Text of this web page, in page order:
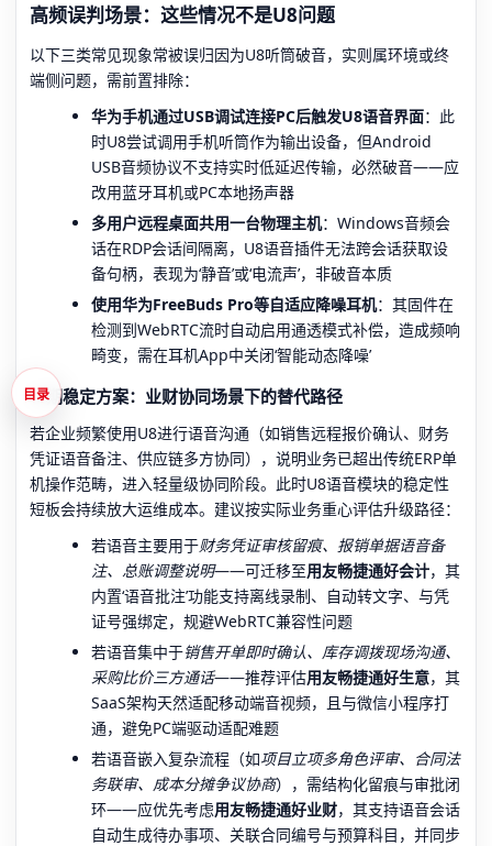
高频误判场景：这些情况不是U8问题
以下三类常见现象常被误归因为U8听筒破音，实则属环境或终
端侧问题，需前置排除：
华为手机通过USB调试连接PC后触发U8语音界面：此
时U8尝试调用手机听筒作为输出设备，但Android
USB音频协议不支持实时低延迟传输，必然破音——应
改用蓝牙耳机或PC本地扬声器
多用户远程桌面共用一台物理主机：Windows音频会
话在RDP会话间隔离，U8语音插件无法跨会话获取设
备句柄，表现为‘静音’或‘电流声’，非破音本质
使用华为FreeBuds Pro等自适应降噪耳机：其固件在
检测到WebRTC流时自动启用通透模式补偿，造成频响
畸变，需在耳机App中关闭‘智能动态降噪’
长期稳定方案：业财协同场景下的替代路径
若企业频繁使用U8进行语音沟通（如销售远程报价确认、财务
凭证语音备注、供应链多方协同），说明业务已超出传统ERP单
机操作范畴，进入轻量级协同阶段。此时U8语音模块的稳定性
短板会持续放大运维成本。建议按实际业务重心评估升级路径：
若语音主要用于财务凭证审核留痕、报销单据语音备
注、总账调整说明——可迁移至用友畅捷通好会计，其
内置‘语音批注’功能支持离线录制、自动转文字、与凭
证号强绑定，规避WebRTC兼容性问题
若语音集中于销售开单即时确认、库存调拨现场沟通、
采购比价三方通话——推荐评估用友畅捷通好生意，其
SaaS架构天然适配移动端音视频，且与微信小程序打
通，避免PC端驱动适配难题
若语音嵌入复杂流程（如项目立项多角色评审、合同法
务联审、成本分摊争议协商），需结构化留痕与审批闭
环——应优先考虑用友畅捷通好业财，其支持语音会话
自动生成待办事项、关联合同编号与预算科目，并同步
目录